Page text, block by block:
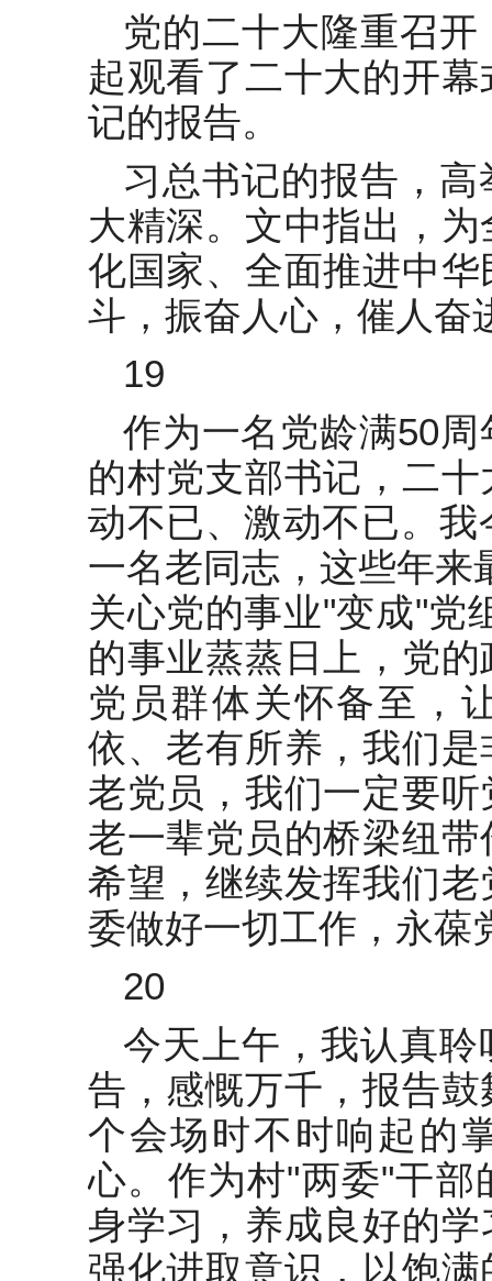
党的二十大隆重召
起观看了二十大的开
记的报告。
习总书记的报告，
大精深。文中指出，
化国家、全面推进中
斗，振奋人心，催人奋
19
作为一名党龄满50
的村党支部书记，二
动不已、激动不已。
一名老同志，这些年来
关心党的事业"变成"党
的事业蒸蒸日上，党
党员群体关怀备至，
依、老有所养，我们
老党员，我们一定要
老一辈党员的桥梁纽
希望，继续发挥我们
委做好一切工作，永葆
20
今天上午，我认真
告，感慨万千，报告
个会场时不时响起的
心。作为村"两委"干部
身学习，养成良好的
强化进取意识，以饱